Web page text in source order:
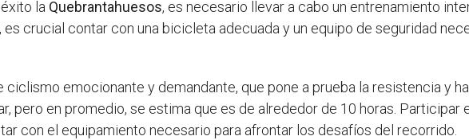
la Quebrantahuesos, es necesario llevar a cabo un entrenamiento
crucial contar con una bicicleta adecuada y un equipo de seguridad
ciclismo emocionante y demandante, que pone a prueba la resistencia y
pero en promedio, se estima que es de alrededor de 10 horas. Participar
con el equipamiento necesario para afrontar los desafíos del recorrido.